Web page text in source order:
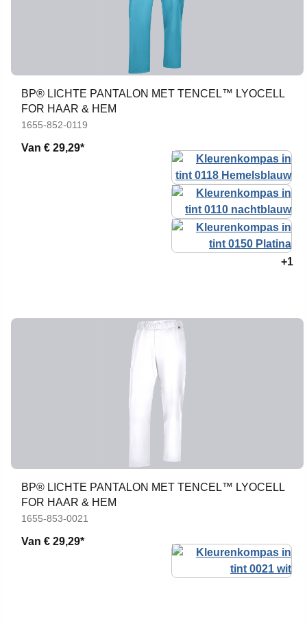
BP® LICHTE PANTALON MET TENCEL™ LYOCELL
FOR HAAR & HEM
1655-852-0119
Van € 29,29*
+1
BP® LICHTE PANTALON MET TENCEL™ LYOCELL
FOR HAAR & HEM
1655-853-0021
Van € 29,29*